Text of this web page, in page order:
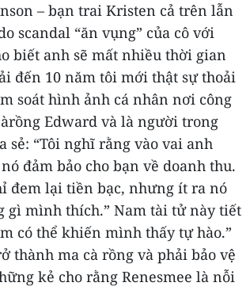
– bạn trai Kristen cả trên lẫn
scandal “ăn vụng” của cô với
biết anh sẽ mất nhiều thời gian
đến 10 năm tôi mới thật sự thoải
soát hình ảnh cá nhân nơi công
Edward và là người trong
“Tôi nghĩ rằng vào vai anh
đảm bảo cho bạn về doanh thu.
đem lại tiền bạc, nhưng ít ra nó
gì mình thích.” Nam tài tử này tiết
có thể khiến mình thấy tự hào.”
thành ma cà rồng và phải bảo vệ
kẻ cho rằng Renesmee là nỗi